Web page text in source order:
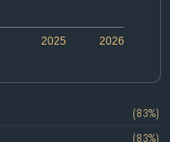
2026
2025
(83%)
(83%)